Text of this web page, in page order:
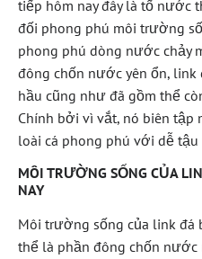
tiếp hôm nay đây là tố nước
đối phong phú môi trường
phong phú dòng nước chảy
đông chốn nước yên ổn,
hầu cũng như đã gồm thể
Chính bởi vì vắt, nó biên tập
loài cá phong phú với dễ tậu
MÔI TRƯỜNG SỐNG CỦA
NAY
Môi trường sống của link đá
thể là phần đông chốn nước